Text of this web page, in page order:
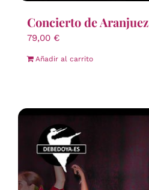
Concierto de Aranjuez
79,00 €
Añadir al carrito